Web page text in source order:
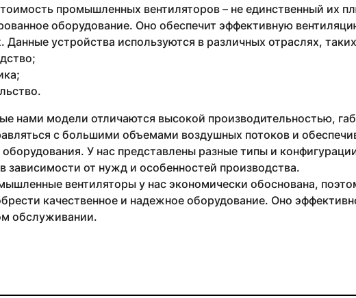
промышленных вентиляторов – не единственный их
оборудование. Оно обеспечит эффективную
Данные устройства используются в различных отраслях,
нами модели отличаются высокой производительностью,
с большими объемами воздушных потоков и
оборудования. У нас представлены разные типы и
зависимости от нужд и особенностей производства.
вентиляторы у нас экономически обоснована,
качественное и надежное оборудование. Оно
обслуживании.